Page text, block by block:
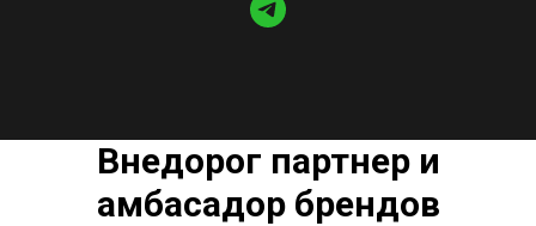
Внедорог партнер и
амбасадор брендов